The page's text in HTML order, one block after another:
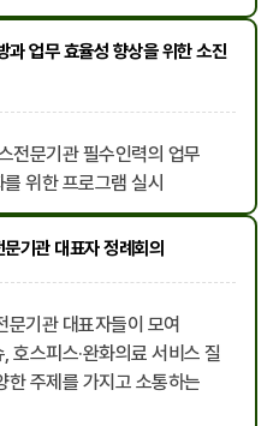
과 업무 효율성 향상을 위한 소진
전문기관 필수인력의 업무
위한 프로그램 실시
기관 대표자 정례회의
문기관 대표자들이 모여
호스피스·완화의료 서비스 질
한 주제를 가지고 소통하는